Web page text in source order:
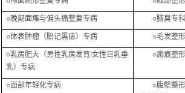
○晚期面瘫与偏头痛整复专病 ○腋臭专
○体表肿瘤（胎记黑痣）专病 ○毛发整
○乳房肥大（男性乳房发育/女性巨乳垂
乳）专病
○瘢痕整
○面部年轻化专病
○腹壁整